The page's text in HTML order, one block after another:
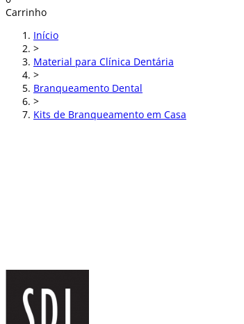
Carrinho
Início
>
Material para Clínica Dentária
>
Branqueamento Dental
>
Kits de Branqueamento em Casa